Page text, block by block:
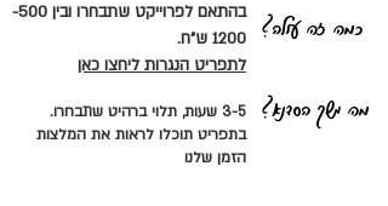
בהתאם לפרוייקט שתבחרו ובין
500-
1200 ש"ח.
לתפריט הנגרות ליחצו כאן
כמה זה עולה?
מה משך הסדנא?
3-5 שעות, תלוי ברהיט שתבחרו.
בתפריט תוכלו לראות את המלצות
הזמן שלנו